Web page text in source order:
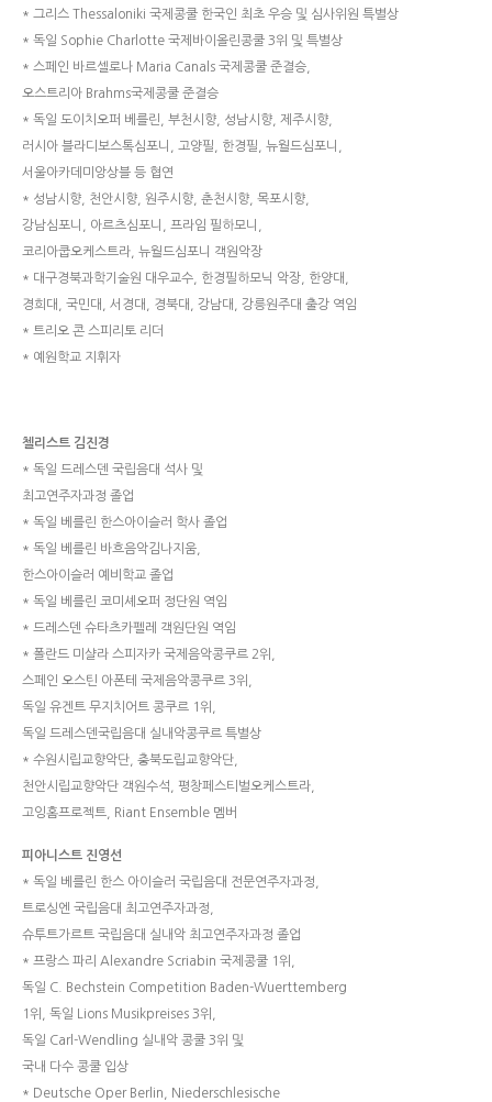
* 그리스 Thessaloniki 국제콩쿨 한국인 최초 우승 및 심사위원 특별상
* 독일 Sophie Charlotte 국제바이올린콩쿨 3위 및 특별상
* 스페인 바르셀로나 Maria Canals 국제콩쿨 준결승,
오스트리아 Brahms국제콩쿨 준결승
* 독일 도이치오퍼 베를린, 부천시향, 성남시향, 제주시향,
러시아 블라디보스톡심포니, 고양필, 한경필, 뉴월드심포니,
서울아카데미앙상블 등 협연
* 성남시향, 천안시향, 원주시향, 춘천시향, 목포시향,
강남심포니, 아르츠심포니, 프라임 필하모니,
코리아쿱오케스트라, 뉴월드심포니 객원악장
* 대구경북과학기술원 대우교수, 한경필하모닉 악장, 한양대,
경희대, 국민대, 서경대, 경북대, 강남대, 강릉원주대 출강 역임
* 트리오 콘 스피리토 리더
* 예원학교 지휘자
첼리스트 김진경
* 독일 드레스덴 국립음대 석사 및
최고연주자과정 졸업
* 독일 베를린 한스아이슬러 학사 졸업
* 독일 베를린 바흐음악김나지움,
한스아이슬러 예비학교 졸업
* 독일 베를린 코미셰오퍼 정단원 역임
* 드레스덴 슈타츠카펠레 객원단원 역임
* 폴란드 미샬라 스피자카 국제음악콩쿠르 2위,
스페인 오스틴 아폰테 국제음악콩쿠르 3위,
독일 유겐트 무지치어트 콩쿠르 1위,
독일 드레스덴국립음대 실내악콩쿠르 특별상
* 수원시립교향악단, 충북도립교향악단,
천안시립교향악단 객원수석, 평창페스티벌오케스트라,
고잉홈프로젝트, Riant Ensemble 멤버
피아니스트 진영선
* 독일 베를린 한스 아이슬러 국립음대 전문연주자과정,
트로싱엔 국립음대 최고연주자과정,
슈투트가르트 국립음대 실내악 최고연주자과정 졸업
* 프랑스 파리 Alexandre Scriabin 국제콩쿨 1위,
독일 C. Bechstein Competition Baden-Wuerttemberg
1위, 독일 Lions Musikpreises 3위,
독일 Carl-Wendling 실내악 콩쿨 3위 및
국내 다수 콩쿨 입상
* Deutsche Oper Berlin, Niederschlesische